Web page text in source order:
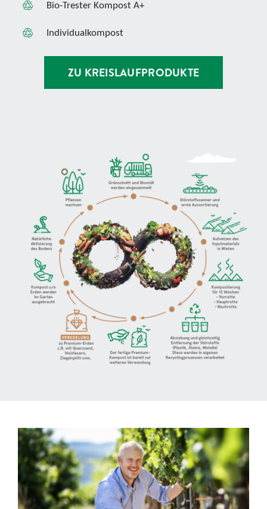
Bio-Trester Kompost A+
Individualkompost
ZU KREISLAUFPRODUKTE